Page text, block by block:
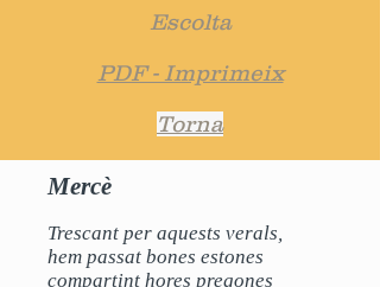
Escolta
PDF - Imprimeix
Torna
Mercè
Trescant per aquests verals,
hem passat bones estones
compartint hores pregones